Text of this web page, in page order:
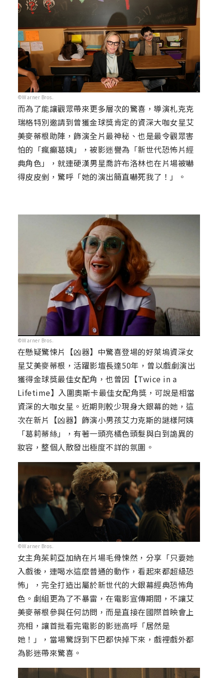
©Warner Bros.
而為了能讓觀眾帶來更多層次的驚喜，導演札克克
瑞格特別邀請到曾獲金球獎肯定的資深大咖女星艾
美麥蒂根助陣，飾演全片最神秘、也是最令觀眾害
怕的「瘋癲葛姨」，被影迷譽為「新世代恐怖片經
典角色」，就連硬漢男星喬許布洛林也在片場被嚇
得皮皮剉，驚呼「她的演出簡直嚇死我了！」。
©Warner Bros.
在懸疑驚悚片【凶器】中驚喜登場的好萊塢資深女
星艾美麥蒂根，活躍影壇長達50年，曾以戲劇演出
獲得金球獎最佳女配角，也曾因【Twice in a
Lifetime】入圍奧斯卡最佳女配角獎，可說是相當
資深的大咖女星。近期則較少現身大銀幕的她，這
次在新片【凶器】飾演小男孩艾力克斯的謎樣阿姨
「葛莉蒂絲」，有著一頭亮橘色頭髮與白到詭異的
妝容，整個人散發出極度不詳的氛圍。
©Warner Bros.
女主角茱莉亞加納在片場毛骨悚然，分享「只要她
入戲後，連喝水這麼普通的動作，看起來都超級恐
怖」，完全打造出屬於新世代的大銀幕經典恐怖角
色。劇組更為了不暴雷，在電影宣傳期間，不讓艾
美麥蒂根參與任何訪問，而是直接在國際首映會上
亮相，讓首批看完電影的影迷高呼「居然是
她！」，當場驚訝到下巴都快掉下來，戲裡戲外都
為影迷帶來驚喜。